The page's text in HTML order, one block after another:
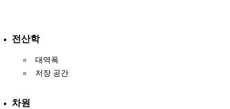
전산학
대역폭
저장 공간
차원